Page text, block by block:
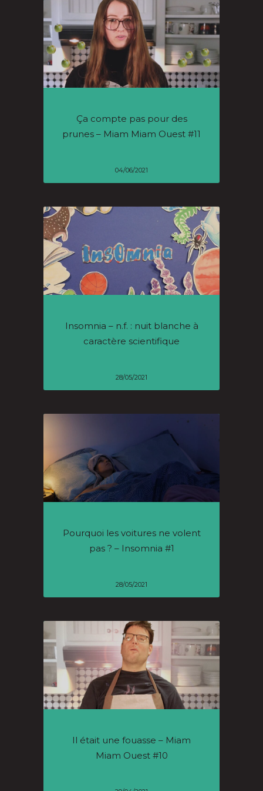
Ça compte pas pour des
prunes – Miam Miam Ouest #11
04/06/2021
Insomnia – n.f. : nuit blanche à
caractère scientifique
28/05/2021
Pourquoi les voitures ne volent
pas ? – Insomnia #1
28/05/2021
Il était une fouasse – Miam
Miam Ouest #10